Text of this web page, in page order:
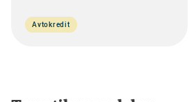
Avtokredit